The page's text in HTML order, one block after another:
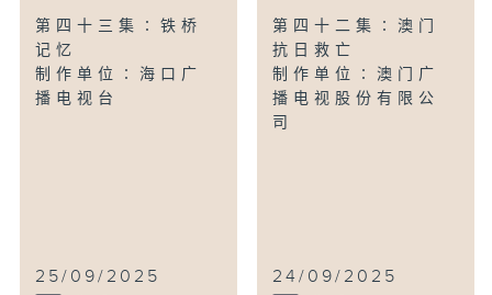
第四十三集∶铁桥
记忆
制作单位∶海口广
播电视台
25/09/2025
第四十二集∶澳门
抗日救亡
制作单位∶澳门广
播电视股份有限公
司
24/09/2025